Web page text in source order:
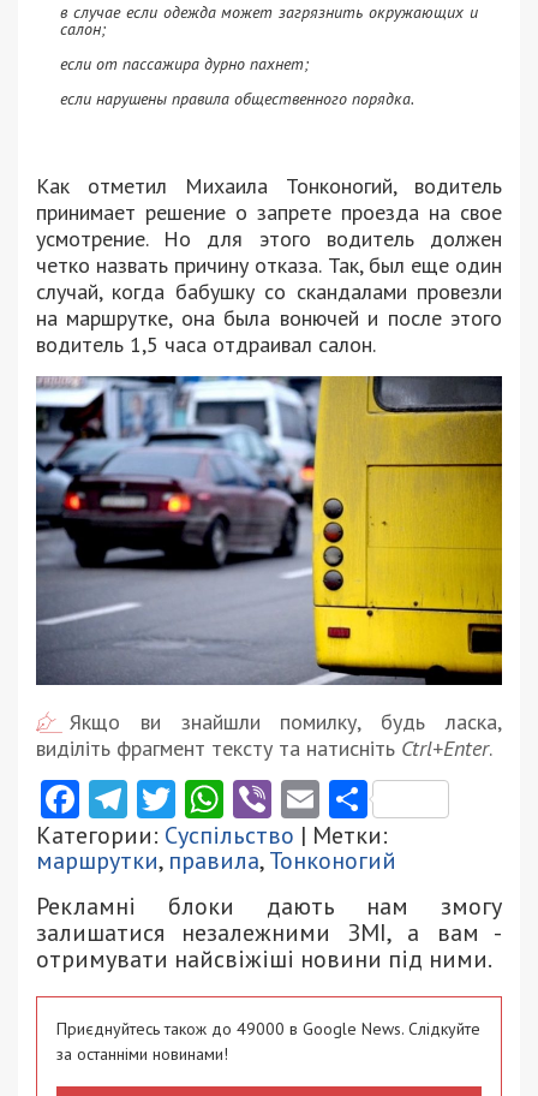
в случае если одежда может загрязнить окружающих и
салон;
если от пассажира дурно пахнет;
если нарушены правила общественного порядка.
Как отметил Михаила Тонконогий, водитель
принимает решение о запрете проезда на свое
усмотрение. Но для этого водитель должен
четко назвать причину отказа. Так, был еще один
случай, когда бабушку со скандалами провезли
на маршрутке, она была вонючей и после этого
водитель 1,5 часа отдраивал салон.
Якщо ви знайшли помилку, будь ласка,
виділіть фрагмент тексту та натисніть Ctrl+Enter.
Facebook
Telegram
Twitter
WhatsApp
ViberEmail
Категории: Суспільство | Метки:
маршрутки, правила,Тонконогий
Рекламні блоки дають нам змогу
залишатися незалежними ЗМІ, а вам -
отримувати найсвіжіші новини під ними.
Приєднуйтесь також до 49000 в Google News. Слідкуйте
за останніми новинами!